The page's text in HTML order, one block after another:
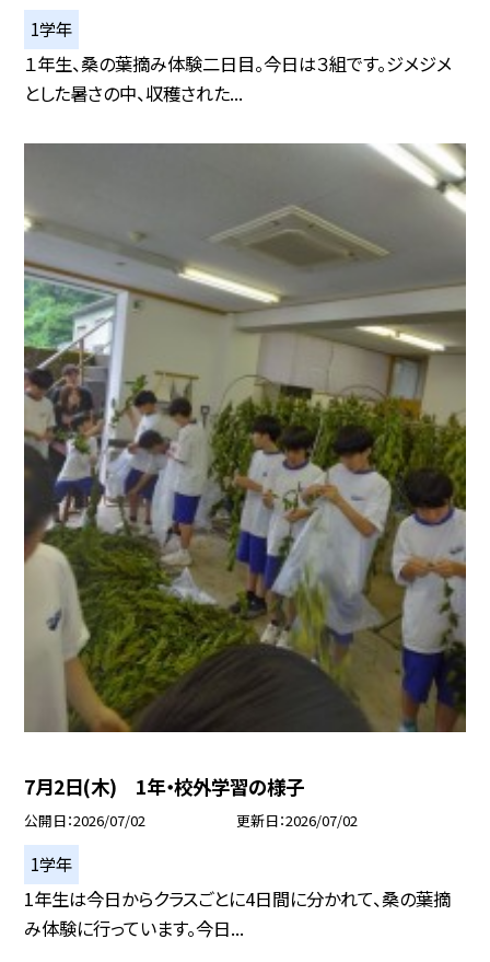
1学年
１年生、桑の葉摘み体験二日目。今日は３組です。ジメジメ
とした暑さの中、収穫された...
7月2日(木) 1年・校外学習の様子
公開日 2026/07/02 更新日 2026/07/02
1学年
1年生は今日からクラスごとに4日間に分かれて、桑の葉摘
み体験に行っています。今日...